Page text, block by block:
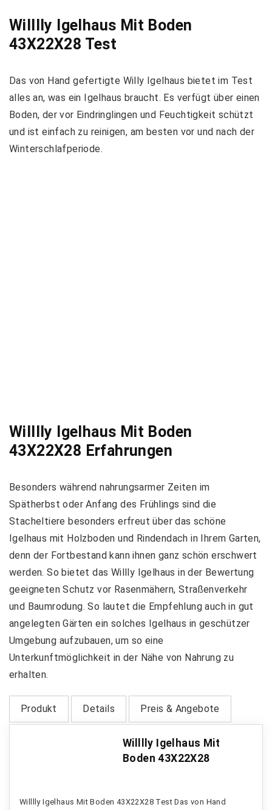
Willlly Igelhaus Mit Boden
43X22X28 Test
Das von Hand gefertigte Willy Igelhaus bietet im Test
alles an, was ein Igelhaus braucht. Es verfügt über einen
Boden, der vor Eindringlingen und Feuchtigkeit schützt
und ist einfach zu reinigen, am besten vor und nach der
Winterschlafperiode.
Willlly Igelhaus Mit Boden
43X22X28 Erfahrungen
Besonders während nahrungsarmer Zeiten im
Spätherbst oder Anfang des Frühlings sind die
Stacheltiere besonders erfreut über das schöne
Igelhaus mit Holzboden und Rindendach in Ihrem Garten,
denn der Fortbestand kann ihnen ganz schön erschwert
werden. So bietet das Willly Igelhaus in der Bewertung
geeigneten Schutz vor Rasenmähern, Straßenverkehr
und Baumrodung. So lautet die Empfehlung auch in gut
angelegten Gärten ein solches Igelhaus in geschützer
Umgebung aufzubauen, um so eine
Unterkunftmöglichkeit in der Nähe von Nahrung zu
erhalten.
Produkt Details Preis & Angebote
Willlly Igelhaus Mit
Boden 43X22X28
Willlly Igelhaus Mit Boden 43X22X28 Test Das von Hand